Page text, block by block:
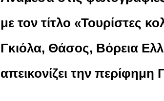
με τον τίτλο «Τουρίστες
Γκιόλα, Θάσος, Βόρεια
απεικονίζει την